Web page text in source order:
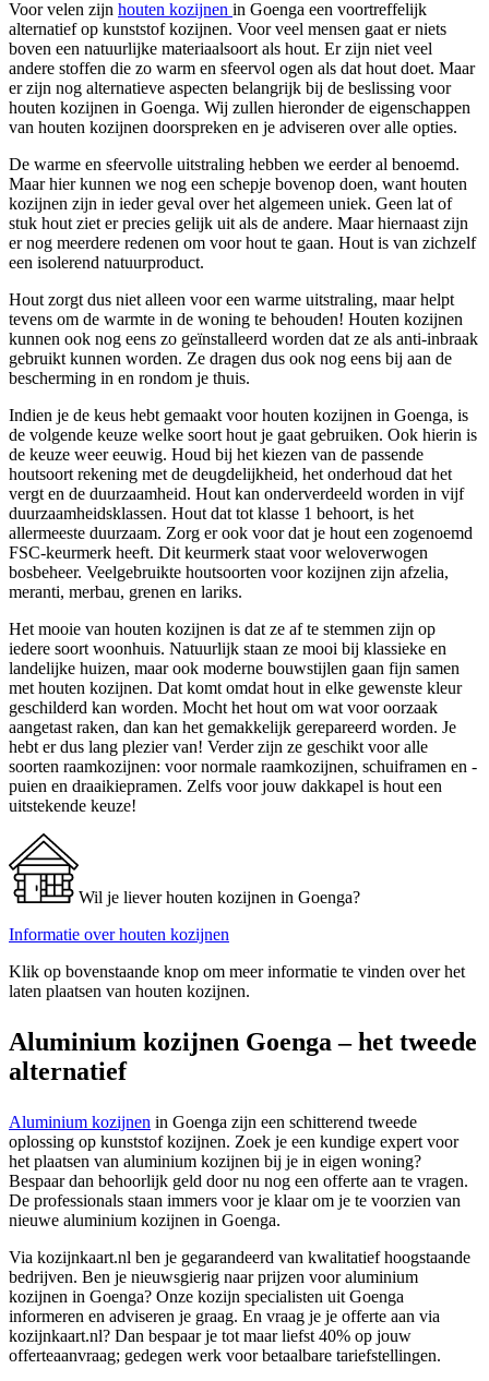
Voor velen zijn houten kozijnen in Goenga een voortreffelijk
alternatief op kunststof kozijnen. Voor veel mensen gaat er niets
boven een natuurlijke materiaalsoort als hout. Er zijn niet veel
andere stoffen die zo warm en sfeervol ogen als dat hout doet. Maar
er zijn nog alternatieve aspecten belangrijk bij de beslissing voor
houten kozijnen in Goenga. Wij zullen hieronder de eigenschappen
van houten kozijnen doorspreken en je adviseren over alle opties.
De warme en sfeervolle uitstraling hebben we eerder al benoemd.
Maar hier kunnen we nog een schepje bovenop doen, want houten
kozijnen zijn in ieder geval over het algemeen uniek. Geen lat of
stuk hout ziet er precies gelijk uit als de andere. Maar hiernaast zijn
er nog meerdere redenen om voor hout te gaan. Hout is van zichzelf
een isolerend natuurproduct.
Hout zorgt dus niet alleen voor een warme uitstraling, maar helpt
tevens om de warmte in de woning te behouden! Houten kozijnen
kunnen ook nog eens zo geïnstalleerd worden dat ze als anti-inbraak
gebruikt kunnen worden. Ze dragen dus ook nog eens bij aan de
bescherming in en rondom je thuis.
Indien je de keus hebt gemaakt voor houten kozijnen in Goenga, is
de volgende keuze welke soort hout je gaat gebruiken. Ook hierin is
de keuze weer eeuwig. Houd bij het kiezen van de passende
houtsoort rekening met de deugdelijkheid, het onderhoud dat het
vergt en de duurzaamheid. Hout kan onderverdeeld worden in vijf
duurzaamheidsklassen. Hout dat tot klasse 1 behoort, is het
allermeeste duurzaam. Zorg er ook voor dat je hout een zogenoemd
FSC-keurmerk heeft. Dit keurmerk staat voor weloverwogen
bosbeheer. Veelgebruikte houtsoorten voor kozijnen zijn afzelia,
meranti, merbau, grenen en lariks.
Het mooie van houten kozijnen is dat ze af te stemmen zijn op
iedere soort woonhuis. Natuurlijk staan ze mooi bij klassieke en
landelijke huizen, maar ook moderne bouwstijlen gaan fijn samen
met houten kozijnen. Dat komt omdat hout in elke gewenste kleur
geschilderd kan worden. Mocht het hout om wat voor oorzaak
aangetast raken, dan kan het gemakkelijk gerepareerd worden. Je
hebt er dus lang plezier van! Verder zijn ze geschikt voor alle
soorten raamkozijnen: voor normale raamkozijnen, schuiframen en -
puien en draaikiepramen. Zelfs voor jouw dakkapel is hout een
uitstekende keuze!
Wil je liever houten kozijnen in Goenga?
Informatie over houten kozijnen
Klik op bovenstaande knop om meer informatie te vinden over het
laten plaatsen van houten kozijnen.
Aluminium kozijnen Goenga – het tweede
alternatief
Aluminium kozijnen in Goenga zijn een schitterend tweede
oplossing op kunststof kozijnen. Zoek je een kundige expert voor
het plaatsen van aluminium kozijnen bij je in eigen woning?
Bespaar dan behoorlijk geld door nu nog een offerte aan te vragen.
De professionals staan immers voor je klaar om je te voorzien van
nieuwe aluminium kozijnen in Goenga.
Via kozijnkaart.nl ben je gegarandeerd van kwalitatief hoogstaande
bedrijven. Ben je nieuwsgierig naar prijzen voor aluminium
kozijnen in Goenga? Onze kozijn specialisten uit Goenga
informeren en adviseren je graag. En vraag je je offerte aan via
kozijnkaart.nl? Dan bespaar je tot maar liefst 40% op jouw
offerteaanvraag; gedegen werk voor betaalbare tariefstellingen.